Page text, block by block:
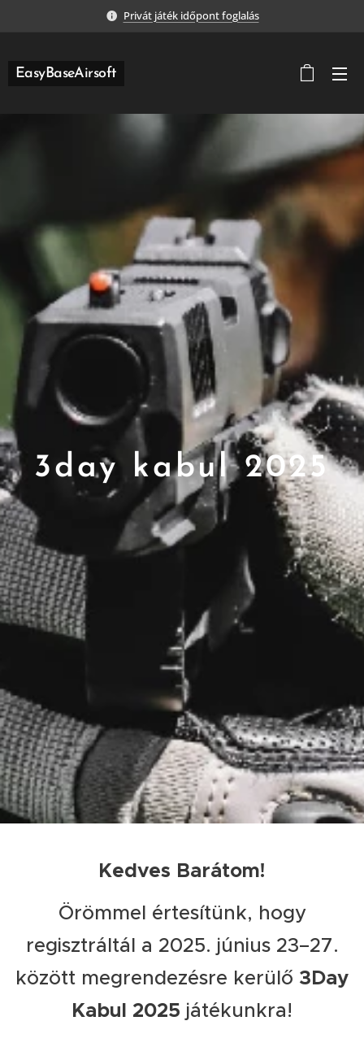
Privát játék időpont foglalás
EasyBaseAirsoft
3day kabul 2025
Kedves Barátom!
Örömmel értesítünk, hogy
regisztráltál a 2025. június 23–27.
között megrendezésre kerülő 3Day
Kabul 2025 játékunkra!